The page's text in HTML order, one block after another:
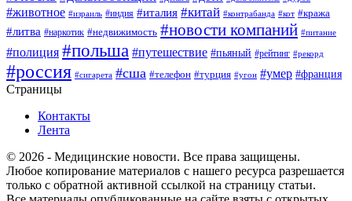
#животное #израиль #индия #италия #китай #контрабанда #кот #кража
#литва #наркотик #недвижимость #новости компаний #питание
#полиция #польша #путешествие #пьяный #рейтинг #рекорд
#россия #сигарета #сша #телефон #турция #угон #умер #франция
Страницы
Контакты
Лента
© 2026 - Медицинские новости. Все права защищены.
Любое копирование материалов с нашего ресурса разрешается
только с обратной активной ссылкой на страницу статьи.